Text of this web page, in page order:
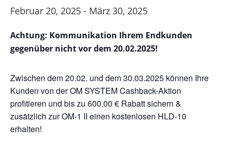
Februar 20, 2025 - März 30, 2025
Achtung: Kommunikation Ihrem Endkunden
gegenüber nicht vor dem 20.02.2025!
Zwischen dem 20.02. und dem 30.03.2025 können Ihre
Kunden von der OM SYSTEM Cashback-Aktion
profitieren und bis zu 600,00 € Rabatt sichern &
zusätzlich zur OM-1 II einen kostenlosen HLD-10
erhalten!